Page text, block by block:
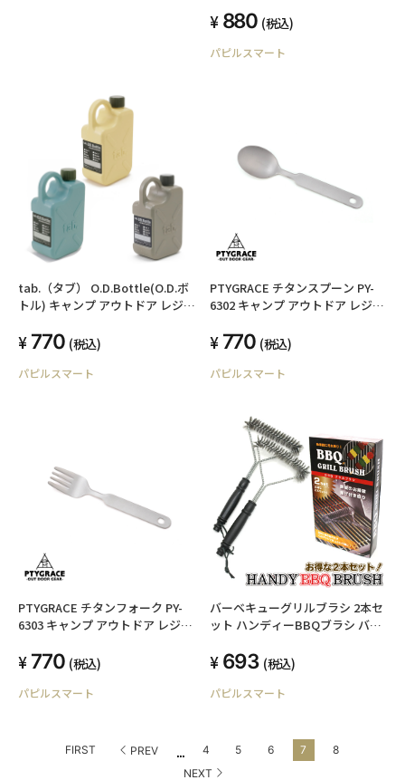
880 (税込)
パピルスマート
tab.（タブ） O.D.Bottle(O.D.ボ
トル) キャンプ アウトドア レジャ
770 (税込)
パピルスマート
PTYGRACE チタンスプーン PY-
6302 キャンプ アウトドア レジャ
770 (税込)
パピルスマート
PTYGRACE チタンフォーク PY-
6303 キャンプ アウトドア レジャ
770 (税込)
パピルスマート
バーベキューグリルブラシ 2本セ
ット ハンディーBBQブラシ バー
693 (税込)
パピルスマート
FIRST PREV ... 4 5 6 7
8
NEXT